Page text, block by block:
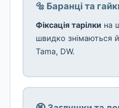
🔩 Баранці та
Фіксація тарілки на
швидко знімаються
Tama, DW.